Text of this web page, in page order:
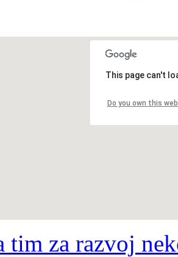
This page can't
Do you own this
tim za razvoj